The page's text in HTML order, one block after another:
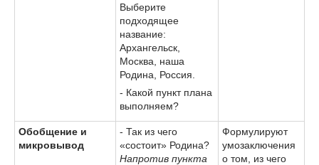
Выберите
подходящее
название:
Архангельск,
Москва, наша
Родина, Россия.
- Какой пункт плана
выполняем?
Обобщение и
микровывод
- Так из чего
«состоит» Родина?
Напротив пункта
Формулируют
умозаключения
о том, из чего